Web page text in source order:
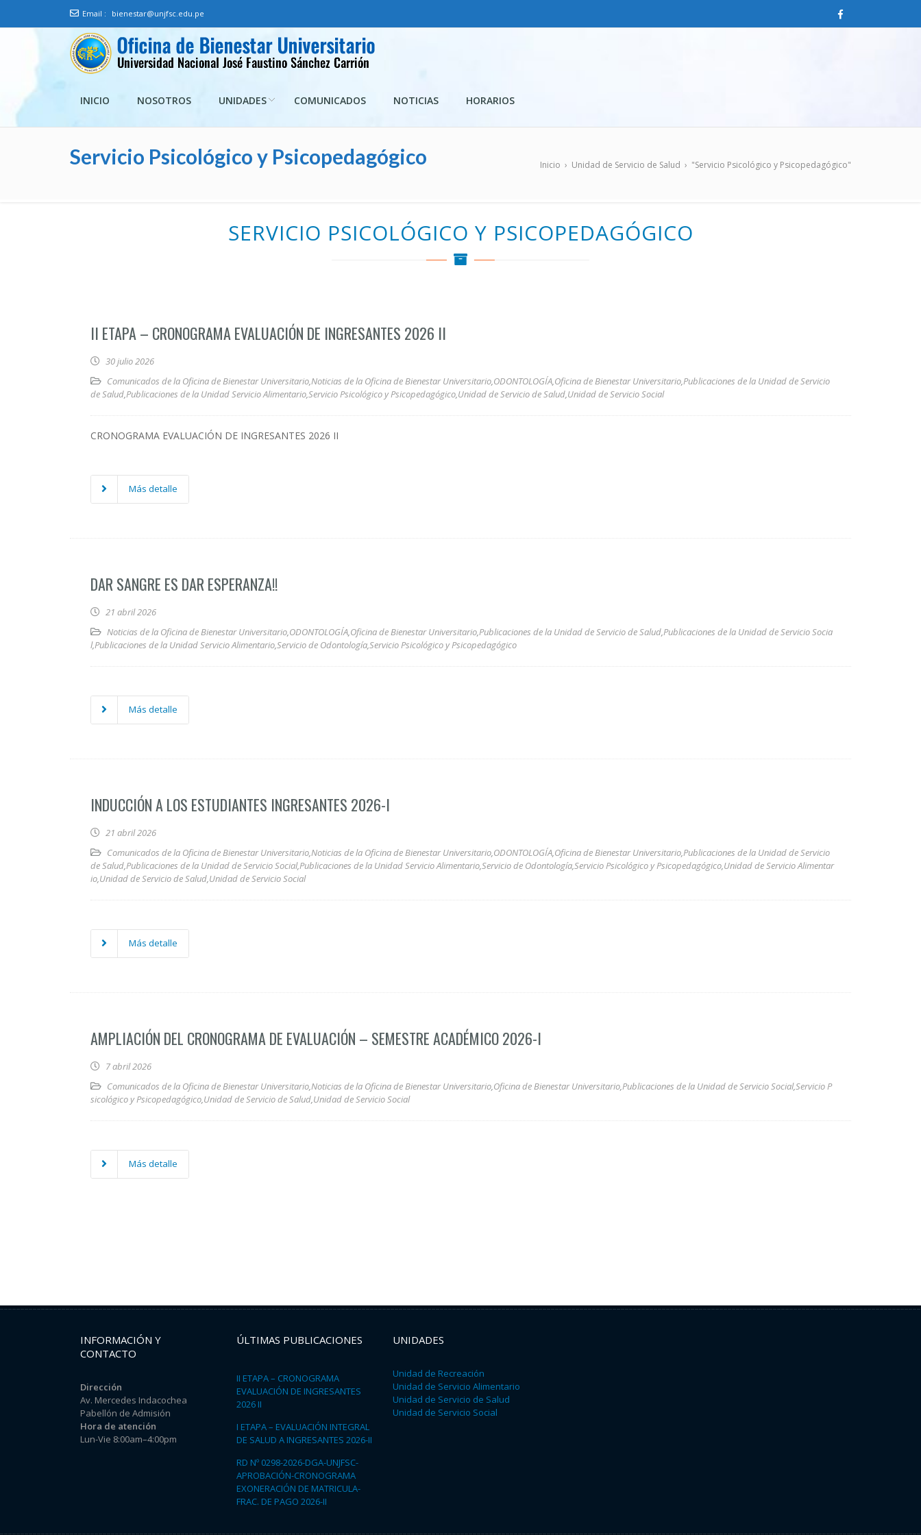
Email : bienestar@unjfsc.edu.pe
Oficina de Bienestar Universitario
INICIO
NOSOTROS UNIDADES COMUNICADOS NOTICIAS HORARIOS
Servicio Psicológico y Psicopedagógico Inicio › Unidad de Servicio de Salud › "Servicio Psicológico y Psicopedagógico"
SERVICIO PSICOLÓGICO Y PSICOPEDAGÓGICO
II ETAPA – CRONOGRAMA EVALUACIÓN DE INGRESANTES 2026 II
30 julio 2026
Comunicados de la Oficina de Bienestar Universitario,Noticias de la Oficina de Bienestar Universitario,ODONTOLOGÍA,Oficina de Bienestar Universitario,Publicaciones de la Unidad de Servicio
de Salud,Publicaciones de la Unidad Servicio Alimentario,Servicio Psicológico y Psicopedagógico,Unidad de Servicio de Salud,Unidad de Servicio Social
CRONOGRAMA EVALUACIÓN DE INGRESANTES 2026 II
Más detalle
DAR SANGRE ES DAR ESPERANZA!!
21 abril 2026
Noticias de la Oficina de Bienestar Universitario,ODONTOLOGÍA,Oficina de Bienestar Universitario,Publicaciones de la Unidad de Servicio de Salud,Publicaciones de la Unidad de Servicio Socia
l,Publicaciones de la Unidad Servicio Alimentario,Servicio de Odontología,Servicio Psicológico y Psicopedagógico
Más detalle
INDUCCIÓN A LOS ESTUDIANTES INGRESANTES 2026-I
21 abril 2026
Comunicados de la Oficina de Bienestar Universitario,Noticias de la Oficina de Bienestar Universitario,ODONTOLOGÍA,Oficina de Bienestar Universitario,Publicaciones de la Unidad de Servicio
de Salud,Publicaciones de la Unidad de Servicio Social,Publicaciones de la Unidad Servicio Alimentario,Servicio de Odontología,Servicio Psicológico y Psicopedagógico,Unidad de Servicio Alimentar
io,Unidad de Servicio de Salud,Unidad de Servicio Social
Más detalle
AMPLIACIÓN DEL CRONOGRAMA DE EVALUACIÓN – SEMESTRE ACADÉMICO 2026-I
7 abril 2026
Comunicados de la Oficina de Bienestar Universitario,Noticias de la Oficina de Bienestar Universitario,Oficina de Bienestar Universitario,Publicaciones de la Unidad de Servicio Social,Servicio P
sicológico y Psicopedagógico,Unidad de Servicio de Salud,Unidad de Servicio Social
Más detalle
INFORMACIÓN Y
CONTACTO
Dirección
Av. Mercedes Indacochea
Pabellón de Admisión
Hora de atención
Lun-Vie 8:00am–4:00pm
ÚLTIMAS PUBLICACIONES
II ETAPA – CRONOGRAMA
EVALUACIÓN DE INGRESANTES
2026 II
I ETAPA – EVALUACIÓN INTEGRAL
DE SALUD A INGRESANTES 2026-II
RD Nº 0298-2026-DGA-UNJFSC-
APROBACIÓN-CRONOGRAMA
EXONERACIÓN DE MATRICULA-
FRAC. DE PAGO 2026-II
UNIDADES
Unidad de Recreación
Unidad de Servicio Alimentario
Unidad de Servicio de Salud
Unidad de Servicio Social